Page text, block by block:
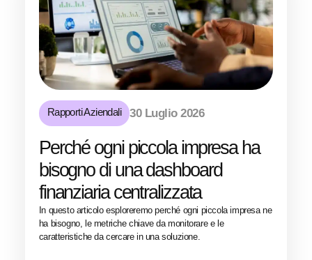
Rapporti Aziendali 30 Luglio 2026
Perché ogni piccola impresa ha
bisogno di una dashboard
finanziaria centralizzata
In questo articolo esploreremo perché ogni piccola impresa ne
ha bisogno, le metriche chiave da monitorare e le
caratteristiche da cercare in una soluzione.